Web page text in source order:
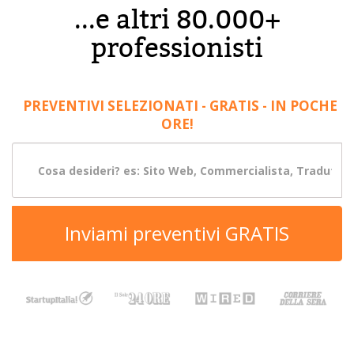
...e altri 80.000+
professionisti
PREVENTIVI SELEZIONATI - GRATIS - IN POCHE
ORE!
Inviami preventivi GRATIS